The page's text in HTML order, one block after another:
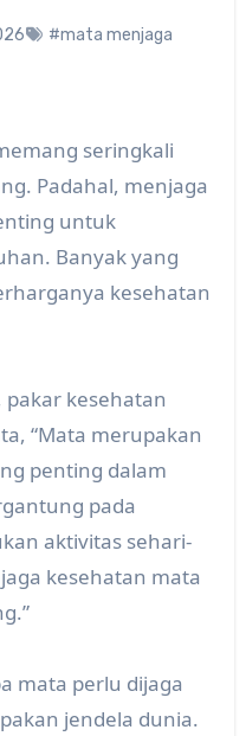
#mata menjaga
seringkali
Padahal, menjaga
untuk
Banyak yang
kesehatan
pakar kesehatan
“Mata merupakan
penting dalam
pada
aktivitas sehari-
kesehatan mata
mata perlu dijaga
jendela dunia.